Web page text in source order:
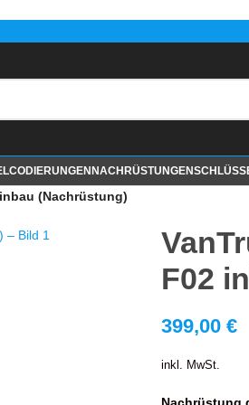
CODIERUNGEN NACHRÜSTUNGEN
(Nachrüstung)
F02
399,00 €
inkl. MwSt.